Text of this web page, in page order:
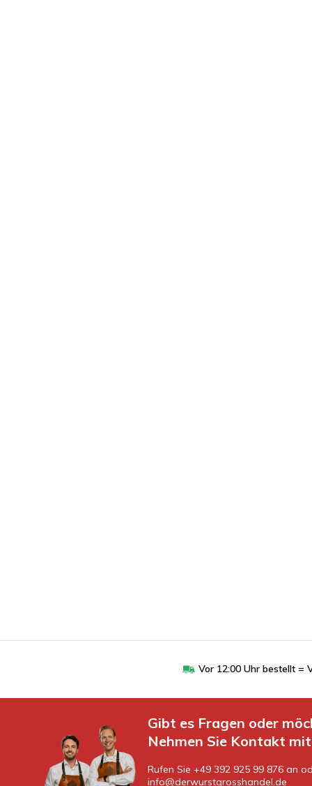
Vor 12:00 Uhr bestellt =
Gibt es Fragen oder
Nehmen Sie Kontakt
Rufen Sie +49 392 925 99 876 an
info@derwurstgrosshandel.de